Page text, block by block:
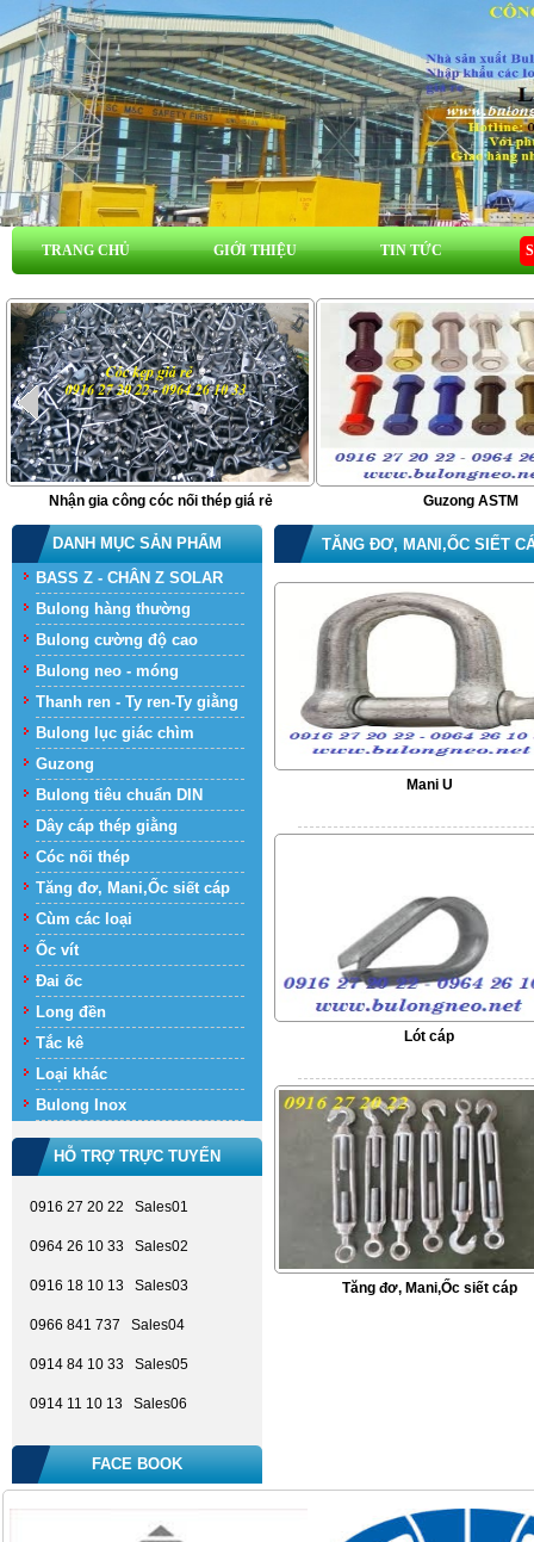
TRANG CHỦ GIỚI THIỆU TIN TỨC
Nhận gia công cóc nối thép giá rẻ Guzong ASTM
DANH MỤC SẢN PHẨM
BASS Z - CHÂN Z SOLAR
Bulong hàng thường
Bulong cường độ cao
Bulong neo - móng
Thanh ren - Ty ren-Ty giằng
Bulong lục giác chìm
Guzong
Bulong tiêu chuẩn DIN
Dây cáp thép giằng
Cóc nối thép
Tăng đơ, Mani,Ốc siết cáp
Cùm các loại
Ốc vít
Đai ốc
Long đền
Tắc kê
Loại khác
Bulong Inox
HỖ TRỢ TRỰC TUYẾN
0916 27 20 22 Sales01
0964 26 10 33 Sales02
0916 18 10 13 Sales03
0966 841 737 Sales04
0914 84 10 33 Sales05
0914 11 10 13 Sales06
FACE BOOK
TĂNG ĐƠ, MANI,ỐC SIẾT
Mani U
Lót cáp
Tăng đơ, Mani,Ốc siết cáp